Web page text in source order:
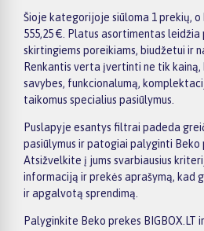
Šioje kategorijoje siūloma 1 prekių, o
555,25 €. Platus asortimentas leidžia
skirtingiems poreikiams, biudžetui ir
Renkantis verta įvertinti ne tik kainą,
savybes, funkcionalumą,
taikomus specialius pasiūlymus.
Puslapyje esantys filtrai padeda
pasiūlymus ir patogiai palyginti Beko
Atsižvelkite į jums svarbiausius
informaciją ir prekės aprašymą, kad
ir apgalvotą sprendimą.
Palyginkite Beko prekes BIGBOX.LT